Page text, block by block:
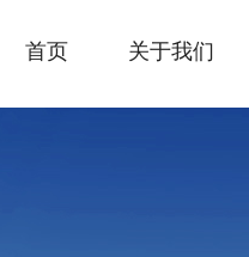
首页 关于我们